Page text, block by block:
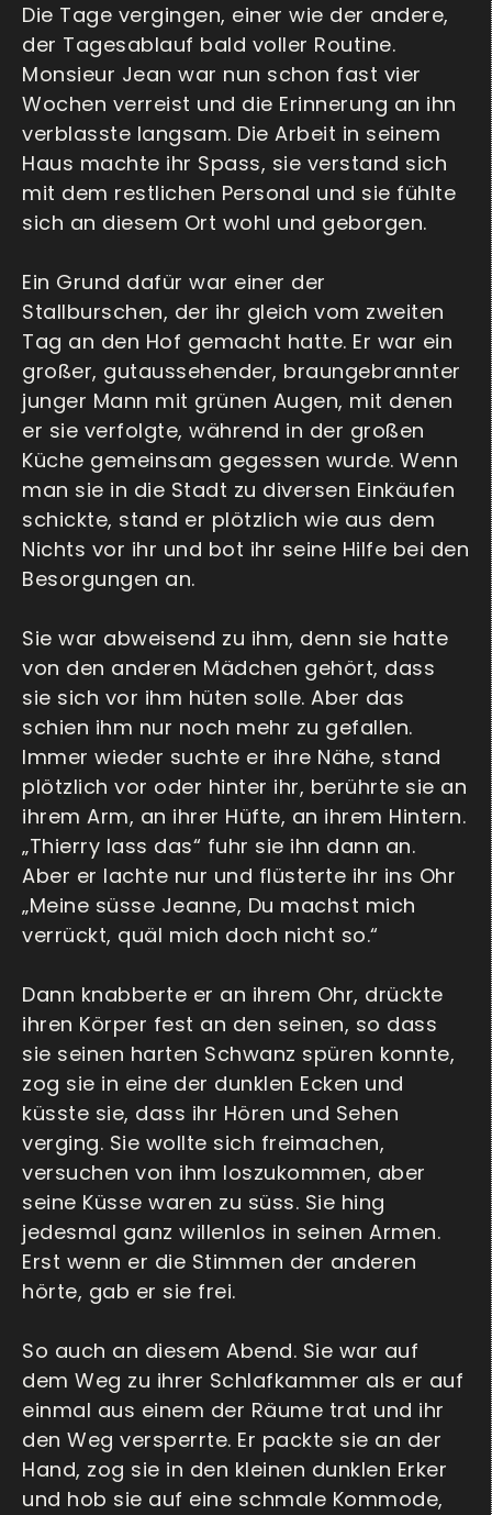
Die Tage vergingen, einer wie der andere,
der Tagesablauf bald voller Routine.
Monsieur Jean war nun schon fast vier
Wochen verreist und die Erinnerung an ihn
verblasste langsam. Die Arbeit in seinem
Haus machte ihr Spass, sie verstand sich
mit dem restlichen Personal und sie fühlte
sich an diesem Ort wohl und geborgen.
Ein Grund dafür war einer der
Stallburschen, der ihr gleich vom zweiten
Tag an den Hof gemacht hatte. Er war ein
großer, gutaussehender, braungebrannter
junger Mann mit grünen Augen, mit denen
er sie verfolgte, während in der großen
Küche gemeinsam gegessen wurde. Wenn
man sie in die Stadt zu diversen Einkäufen
schickte, stand er plötzlich wie aus dem
Nichts vor ihr und bot ihr seine Hilfe bei den
Besorgungen an.
Sie war abweisend zu ihm, denn sie hatte
von den anderen Mädchen gehört, dass
sie sich vor ihm hüten solle. Aber das
schien ihm nur noch mehr zu gefallen.
Immer wieder suchte er ihre Nähe, stand
plötzlich vor oder hinter ihr, berührte sie an
ihrem Arm, an ihrer Hüfte, an ihrem Hintern.
„Thierry lass das“ fuhr sie ihn dann an.
Aber er lachte nur und flüsterte ihr ins Ohr
„Meine süsse Jeanne, Du machst mich
verrückt, quäl mich doch nicht so.“
Dann knabberte er an ihrem Ohr, drückte
ihren Körper fest an den seinen, so dass
sie seinen harten Schwanz spüren konnte,
zog sie in eine der dunklen Ecken und
küsste sie, dass ihr Hören und Sehen
verging. Sie wollte sich freimachen,
versuchen von ihm loszukommen, aber
seine Küsse waren zu süss. Sie hing
jedesmal ganz willenlos in seinen Armen.
Erst wenn er die Stimmen der anderen
hörte, gab er sie frei.
So auch an diesem Abend. Sie war auf
dem Weg zu ihrer Schlafkammer als er auf
einmal aus einem der Räume trat und ihr
den Weg versperrte. Er packte sie an der
Hand, zog sie in den kleinen dunklen Erker
und hob sie auf eine schmale Kommode,